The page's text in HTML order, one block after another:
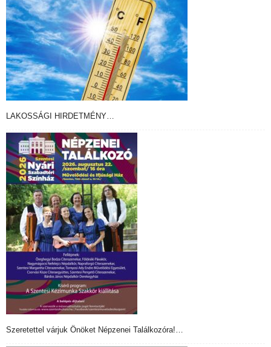
LAKOSSÁGI HIRDETMÉNY…
Szeretettel várjuk Önöket Népzenei Találkozóra!…